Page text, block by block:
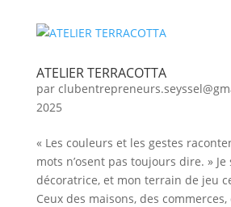
ATELIER TERRACOTTA
par
2025
« Les couleurs et les gestes
mots n’osent pas toujours dire. »
décoratrice, et mon terrain de jeu
Ceux des maisons, des